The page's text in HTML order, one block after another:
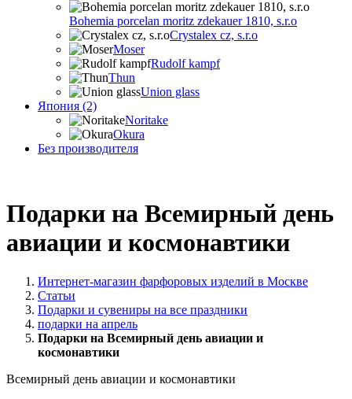
Bohemia porcelan moritz zdekauer 1810, s.r.o
Crystalex cz, s.r.o
Moser
Rudolf kampf
Thun
Union glass
Япония (2)
Noritake
Okura
Без производителя
Подарки на Всемирный день
авиации и космонавтики
Интернет-магазин фарфоровых изделий в Москве
Статьи
Подарки и сувениры на все праздники
подарки на апрель
Подарки на Всемирный день авиации и
космонавтики
Всемирный день авиации и космонавтики